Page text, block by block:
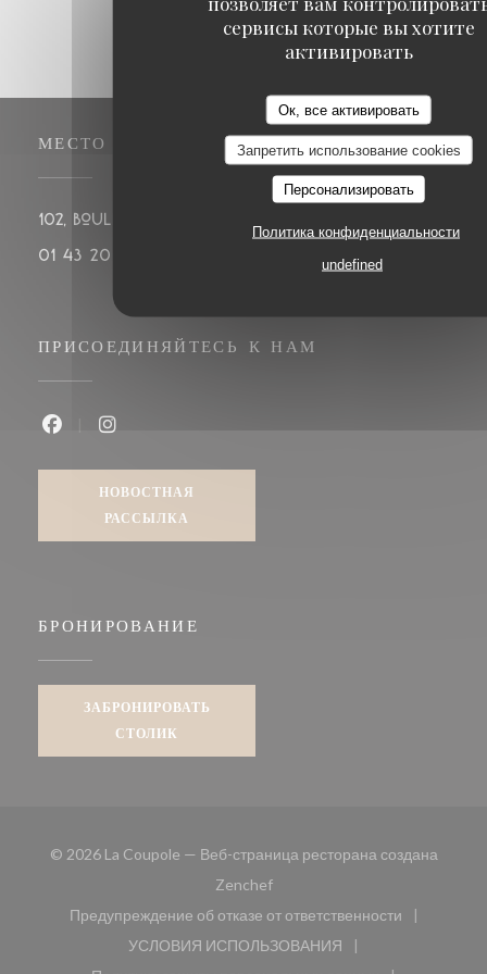
сервисы которые вы хотите
активировать
Ок, все активировать
Запретить использование cookies
Персонализировать
Политика конфиденциальности
undefined
МЕСТО
102, boulevard de Montparnasse 75014 PARIS
01 43 20 14 20
ПРИСОЕДИНЯЙТЕСЬ К НАМ
НОВОСТНАЯ
РАССЫЛКА
БРОНИРОВАНИЕ
ЗАБРОНИРОВАТЬ
СТОЛИК
© 2026 La Coupole — Веб-страница ресторана создана
Zenchef((открывается в новом окне))
Предупреждение об отказе от ответственности
((открывается в новом окне))
УСЛОВИЯ ИСПОЛЬЗОВАНИЯ
((открывается в новом окне))